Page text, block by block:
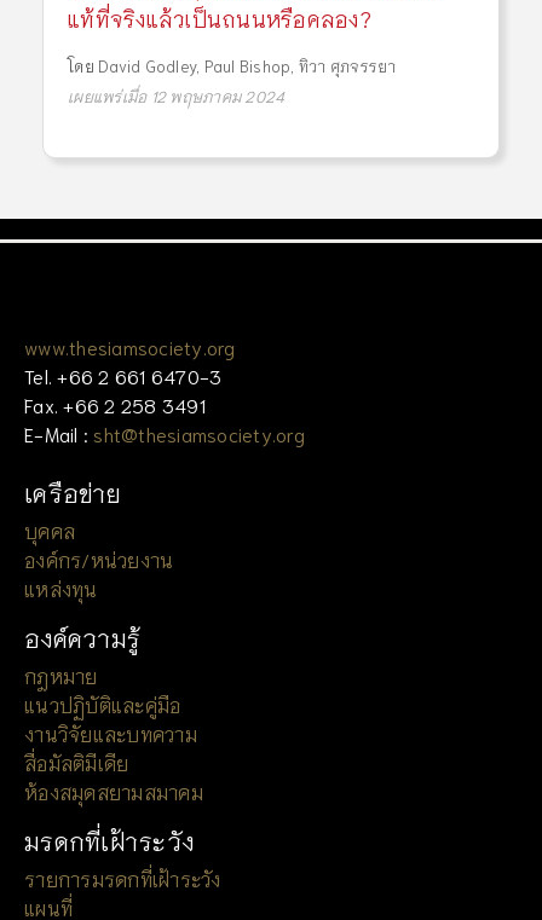
แท้ที่จริงแล้วเป็นถนนหรือคลอง?
โดย David Godley, Paul Bishop ทิวา ศุภจรรยา
เผยแพร่เมื่อ 12 พฤษภาคม 2024
www.thesiamsociety.org
Tel. +66 2 661 6470-3
Fax. +66 2 258 3491
E-Mail : sht@thesiamsociety.org
เครือข่าย
บุคคล
องค์กร/หน่วยงาน
แหล่งทุน
องค์ความรู้
กฎหมาย
แนวปฏิบัติและคู่มือ
งานวิจัยและบทความ
สื่อมัลติมีเดีย
ห้องสมุดสยามสมาคม
มรดกที่เฝ้าระวัง
รายการมรดกที่เฝ้าระวัง
แผนที่